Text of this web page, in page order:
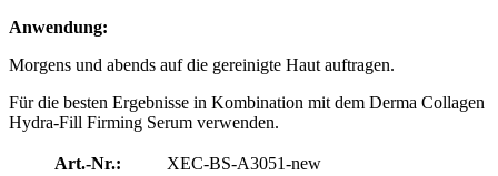
Anwendung:
Morgens und abends auf die gereinigte Haut auftragen.
Für die besten Ergebnisse in Kombination mit dem Derma Collagen
Hydra-Fill Firming Serum verwenden.
Art.-Nr.:
XEC-BS-A3051-new